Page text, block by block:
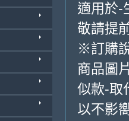
適用於-
敬請提
※訂購
商品圖
似款-取
以不影